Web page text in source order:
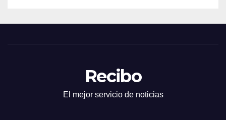
Recibo
El mejor servicio de noticias